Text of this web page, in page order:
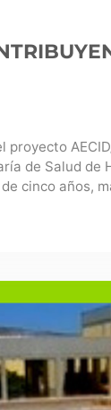
de Salud de
cinco años,